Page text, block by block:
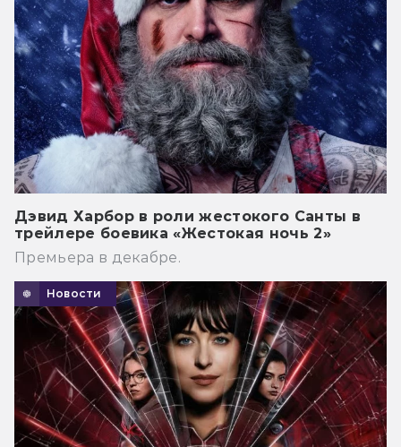
Дэвид Харбор в роли жестокого Санты в
трейлере боевика «Жестокая ночь 2»
Премьера в декабре.
Новости